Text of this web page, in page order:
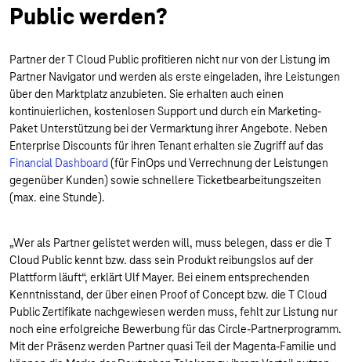
Public werden?
Partner der T Cloud Public profitieren nicht nur von der Listung im
Partner Navigator und werden als erste eingeladen, ihre Leistungen
über den Marktplatz anzubieten. Sie erhalten auch einen
kontinuierlichen, kostenlosen Support und durch ein Marketing-
Paket Unterstützung bei der Vermarktung ihrer Angebote. Neben
Enterprise Discounts für ihren Tenant erhalten sie Zugriff auf das
Financial Dashboard(für FinOps und Verrechnung der Leistungen
gegenüber Kunden) sowie schnellere Ticketbearbeitungszeiten
(max. eine Stunde).
„Wer als Partner gelistet werden will, muss belegen, dass er die T
Cloud Public kennt bzw. dass sein Produkt reibungslos auf der
Plattform läuft“, erklärt Ulf Mayer. Bei einem entsprechenden
Kenntnisstand, der über einen Proof of Concept bzw. die T Cloud
Public Zertifikate nachgewiesen werden muss, fehlt zur Listung nur
noch eine erfolgreiche Bewerbung für das Circle-Partnerprogramm.
Mit der Präsenz werden Partner quasi Teil der Magenta-Familie und